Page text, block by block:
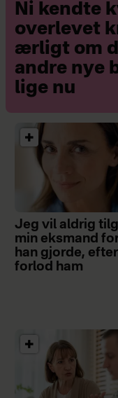
Ni kendte
overlevet
ærligt om
andre nye
lige nu
Jeg vil aldrig
min eksmand
han gjorde,
forlod ham